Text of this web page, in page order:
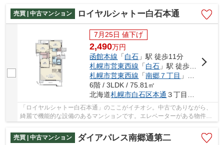
売買 | 中古マンション ロイヤルシャトー白石本通
7月25日 値下げ
2,490万円
函館本線 「白石 」駅 徒歩11分
札幌市営東西線 「白石 」駅 徒歩19分
札幌市営東西線 「南郷７丁目 」駅 徒歩16分
6階 / 3LDK / 75.81㎡
北海道札幌市白石区本通 ３丁目南2-30
「ロイヤルシャトー白石本通」のここがイチオシ。中古でありながら、
綺麗で機能的な設備のあるマンションです。エレベーターがある物件で
売買 | 中古マンション
ダイアパレス南郷通第二